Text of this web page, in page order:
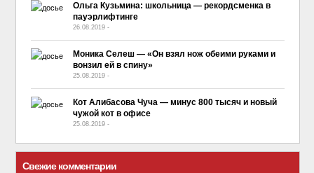
Ольга Кузьмина: школьница — рекордсменка в
пауэрлифтинге
26.08.2019 -
Моника Селеш — «Он взял нож обеими руками и
вонзил ей в спину»
25.08.2019 -
Кот Алибасова Чуча — минус 800 тысяч и новый
чужой кот в офисе
25.08.2019 -
Свежие комментарии